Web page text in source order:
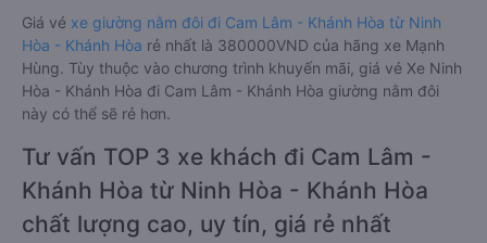
Giá vé xe giường nằm đôi đi Cam Lâm - Khánh Hòa từ Ninh
Hòa - Khánh Hòa rẻ nhất là 380000VND của hãng xe Mạnh
Hùng. Tùy thuộc vào chương trình khuyến mãi, giá vé Xe Ninh
Hòa - Khánh Hòa đi Cam Lâm - Khánh Hòa giường nằm đôi
này có thể sẽ rẻ hơn.
Tư vấn TOP 3 xe khách đi Cam Lâm -
Khánh Hòa từ Ninh Hòa - Khánh Hòa
chất lượng cao, uy tín, giá rẻ nhất